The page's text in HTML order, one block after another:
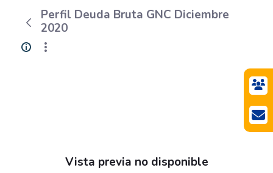
Perfil Deuda Bruta GNC Diciembre
2020
Vista previa no disponible